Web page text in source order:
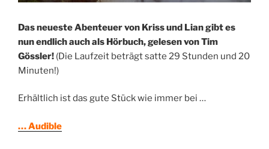
Das neueste Abenteuer von Kriss und Lian gibt es
nun endlich auch als Hörbuch, gelesen von Tim
Gössler! (Die Laufzeit beträgt satte 29 Stunden und 20
Minuten!)
Erhältlich ist das gute Stück wie immer bei …
… Audible